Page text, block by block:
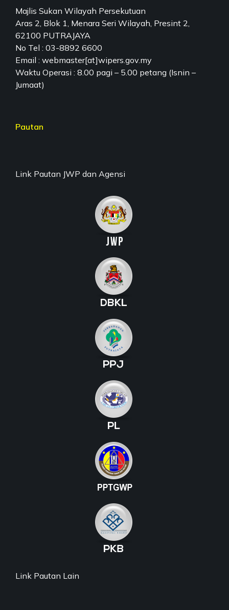
Majlis Sukan Wilayah Persekutuan
Aras 2, Blok 1, Menara Seri Wilayah, Presint 2,
62100 PUTRAJAYA
No Tel : 03-8892 6600
Email : webmaster[at]wipers.gov.my
Waktu Operasi : 8.00 pagi – 5.00 petang (Isnin –
Jumaat)
Pautan
Link Pautan JWP dan Agensi
Link Pautan Lain